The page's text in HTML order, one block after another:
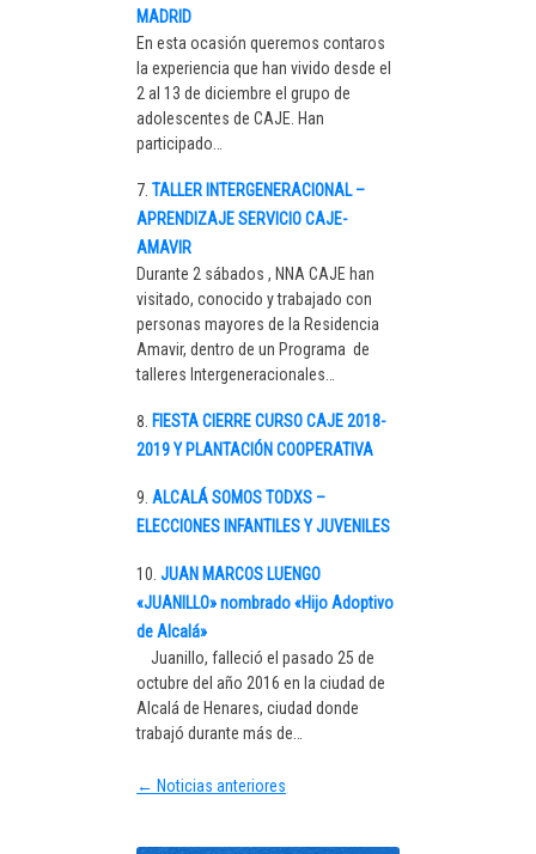
MADRID
En esta ocasión queremos contaros
la experiencia que han vivido desde el
2 al 13 de diciembre el grupo de
adolescentes de CAJE. Han
participado…
TALLER INTERGENERACIONAL –
APRENDIZAJE SERVICIO CAJE-
AMAVIR
Durante 2 sábados , NNA CAJE han
visitado, conocido y trabajado con
personas mayores de la Residencia
Amavir, dentro de un Programa de
talleres Intergeneracionales…
FIESTA CIERRE CURSO CAJE 2018-
2019 Y PLANTACIÓN COOPERATIVA
ALCALÁ SOMOS TODXS –
ELECCIONES INFANTILES Y JUVENILES
JUAN MARCOS LUENGO
«JUANILLO» nombrado «Hijo Adoptivo
de Alcalá»
Juanillo, falleció el pasado 25 de
octubre del año 2016 en la ciudad de
Alcalá de Henares, ciudad donde
trabajó durante más de…
← Noticias anteriores